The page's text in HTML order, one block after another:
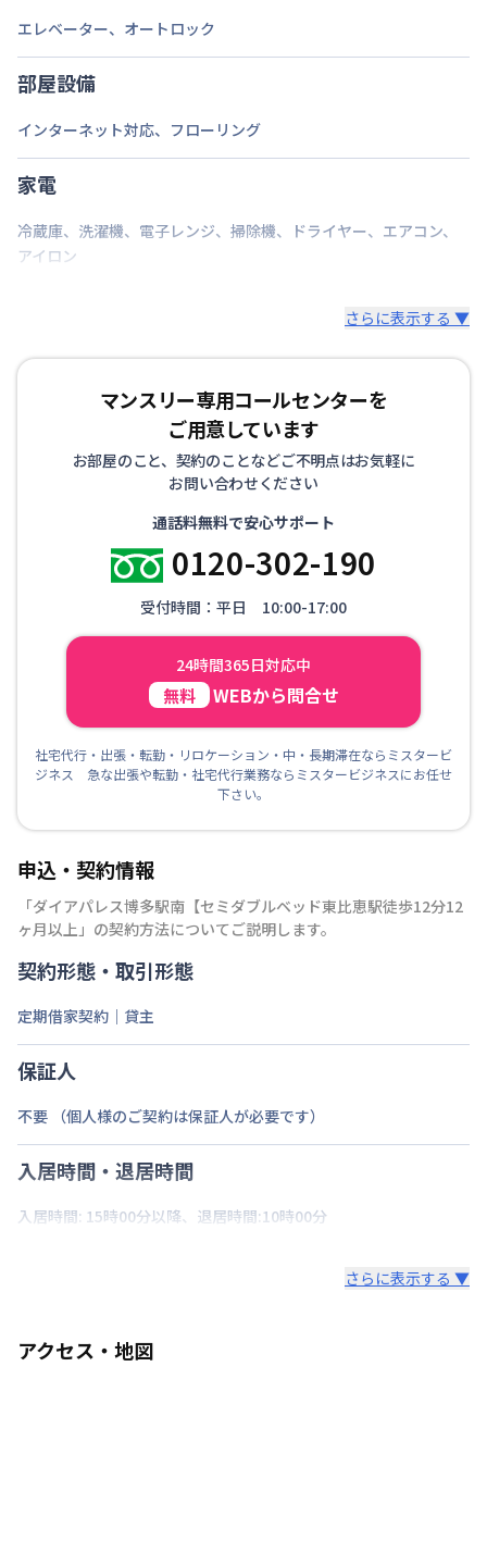
定員
1名
駐車場
情報更新日より14日以内
情報更新日 2026年7月24日
エレベーター、 オートロック
部屋設備
インターネット対応、 フローリング
家電
冷蔵庫、 洗濯機、 電子レンジ、 掃除機、 ドライヤー、 エアコン、
アイロン
さらに表示する ▼
マンスリー専用コールセンターを
ご用意しています
お部屋のこと、契約のことなどご不明点はお気軽に
お問い合わせください
通話料無料で安心サポート
0120-302-190
受付時間：平日 10:00-17:00
24時間365日対応中
無料 WEBから問合せ
社宅代行・出張・転勤・リロケーション・中・長期滞在ならミスタービ
ジネス 急な出張や転勤・社宅代行業務ならミスタービジネスにお任せ
下さい。
申込・契約情報
「ダイアパレス博多駅南【セミダブルベッド東比恵駅徒歩12分12
ヶ月以上 」の契約方法についてご説明します。
契約形態・取引形態
定期借家契約｜貸主
保証人
不要 （個人様のご契約は保証人が必要です）
入居時間・退居時間
入居時間: 15時00分以降、退居時間:10時00分
さらに表示する ▼
アクセス・地図